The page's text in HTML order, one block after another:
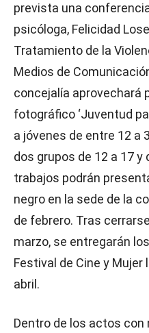
prevista una
psicóloga, Felicidad
Tratamiento de la
Medios de
concejalía aprovechará
fotográfico ‘Juventud
a jóvenes de entre 12 a
dos grupos de 12 a 17 y
trabajos podrán
negro en la sede de la
de febrero. Tras
marzo, se entregarán
Festival de Cine y Mujer
abril.
Dentro de los actos con